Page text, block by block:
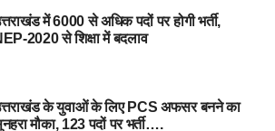
उन्होंने अधिकारियों को भर्ती प्रक्रिया में तेजी
करने के निर्देश भी दिए हैं।
में 6000 से अधिक पदों पर होगी भर्ती,
2020 से शिक्षा में बदलाव
के युवाओं के लिए PCS अफसर बनने का
मौका, 123 पदों पर भर्ती….